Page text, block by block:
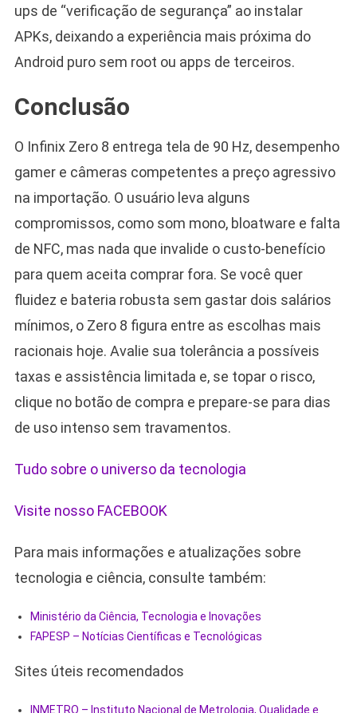
ups de “verificação de segurança” ao instalar
APKs, deixando a experiência mais próxima do
Android puro sem root ou apps de terceiros.
Conclusão
O Infinix Zero 8 entrega tela de 90 Hz, desempenho
gamer e câmeras competentes a preço agressivo
na importação. O usuário leva alguns
compromissos, como som mono, bloatware e falta
de NFC, mas nada que invalide o custo-benefício
para quem aceita comprar fora. Se você quer
fluidez e bateria robusta sem gastar dois salários
mínimos, o Zero 8 figura entre as escolhas mais
racionais hoje. Avalie sua tolerância a possíveis
taxas e assistência limitada e, se topar o risco,
clique no botão de compra e prepare-se para dias
de uso intenso sem travamentos.
Tudo sobre o universo da tecnologia
Visite nosso FACEBOOK
Para mais informações e atualizações sobre
tecnologia e ciência, consulte também:
Ministério da Ciência, Tecnologia e Inovações
FAPESP – Notícias Científicas e Tecnológicas
Sites úteis recomendados
INMETRO – Instituto Nacional de Metrologia, Qualidade e